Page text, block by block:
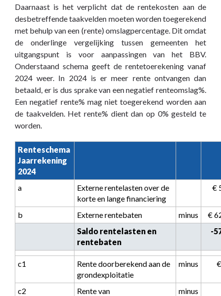
Daarnaast is het verplicht dat de rentekosten aan de
desbetreffende taakvelden moeten worden toegerekend
met behulp van een (rente) omslagpercentage. Dit omdat
de onderlinge vergelijking tussen gemeenten het
uitgangspunt is voor aanpassingen van het BBV.
Onderstaand schema geeft de rentetoerekening vanaf
2024 weer. In 2024 is er meer rente ontvangen dan
betaald, er is dus sprake van een negatief renteomslag%.
Een negatief rente% mag niet toegerekend worden aan
de taakvelden. Het rente% dient dan op 0% gesteld te
worden.
Renteschema
Jaarrekening
2024
a
Externe rentelasten over de
korte en lange financiering
€
b Externe rentebaten minus
€
Saldo rentelasten en
rentebaten
-
c1
Rente doorberekend aan de
grondexploitatie
minus
c2
Rente van
minus